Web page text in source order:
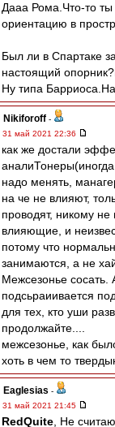
Дааа Рома.Что-то
ориентацию в
Был ли в Спартаке
настоящий
Ну типа
Nikiforoff -
31 май 2021 22:36
как же достали
аналиТонеры(иногда
надо менять,
на че не влияют,
проводят, никому
влияющие, и
потому что
занимаются, а не
Межсезонье
подсьраиивается
для тех, кто уши
продолжайте....
межсезонье, как
хоть в чем то
Eaglesias -
31 май 2021 21:45
RedQuite , Не